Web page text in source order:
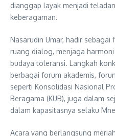
dianggap layak menjadi
keberagaman.
Nasarudin Umar, hadir
ruang dialog, menjaga
budaya toleransi. Langkah
berbagai forum akademis,
seperti Konsolidasi Nasional
Beragama (KUB), juga dalam
dalam kapasitasnya selaku
Acara yang berlangsung